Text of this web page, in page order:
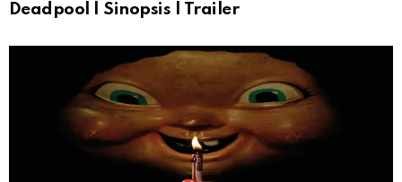
Deadpool | Sinopsis | Trailer